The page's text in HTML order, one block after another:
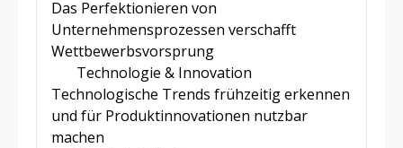
Das Perfektionieren von
Unternehmensprozessen verschafft
Wettbewerbsvorsprung
Technologie & Innovation
Technologische Trends frühzeitig erkennen
und für Produktinnovationen nutzbar
machen